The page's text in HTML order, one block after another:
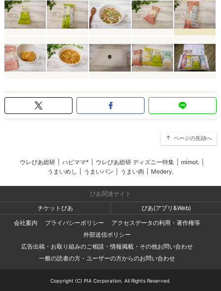
ページの先頭へ
ウレぴあ総研 ハピママ* ウレぴあ総研 ディズニー特集 mimot.
うまいめし
うまいパン うまい肉 Medery.
ぴあ関連サイト
チケットぴあ
ぴあ(アプリ&Web)
会社案内
プライバシーポリシー
アクセスデータの利用・著作権等
外部送信ポリシー
広告出稿・お取り組みのご相談・情報掲載・その他お問い合わせ
一般の読者の方・ユーザーの方からのお問い合わせ
Copyright (C) PIA Corporation. All Rights Reserved.